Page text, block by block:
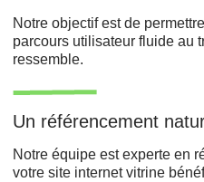
Notre objectif est de
parcours utilisateur fluide au
ressemble.
Un référencement
Notre équipe est experte en
votre site internet vitrine